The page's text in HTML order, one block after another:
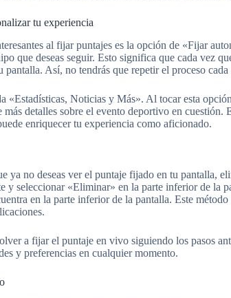
tu experiencia
al fijar puntajes es la opción de «Fijar
que deseas seguir. Esto significa que cada vez
pantalla. Así, no tendrás que repetir el proceso
«Estadísticas, Noticias y Más». Al tocar esta
detalles sobre el evento deportivo en cuestión.
enriquecer tu experiencia como aficionado.
ya no deseas ver el puntaje fijado en tu pantalla,
y seleccionar «Eliminar» en la parte inferior de la
en la parte inferior de la pantalla. Este
a fijar el puntaje en vivo siguiendo los pasos
y preferencias en cualquier momento.